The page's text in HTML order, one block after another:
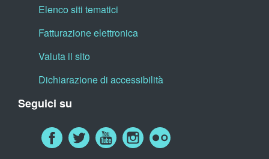
Elenco siti tematici
Fatturazione elettronica
Valuta il sito
Dichiarazione di accessibilità
Seguici su